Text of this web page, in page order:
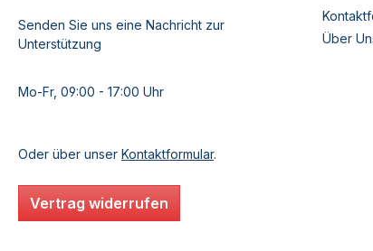
Senden Sie uns eine Nachricht zur
Unterstützung
Mo-Fr, 09:00 - 17:00 Uhr
Oder über unser Kontaktformular.
Vertrag widerrufen
Über